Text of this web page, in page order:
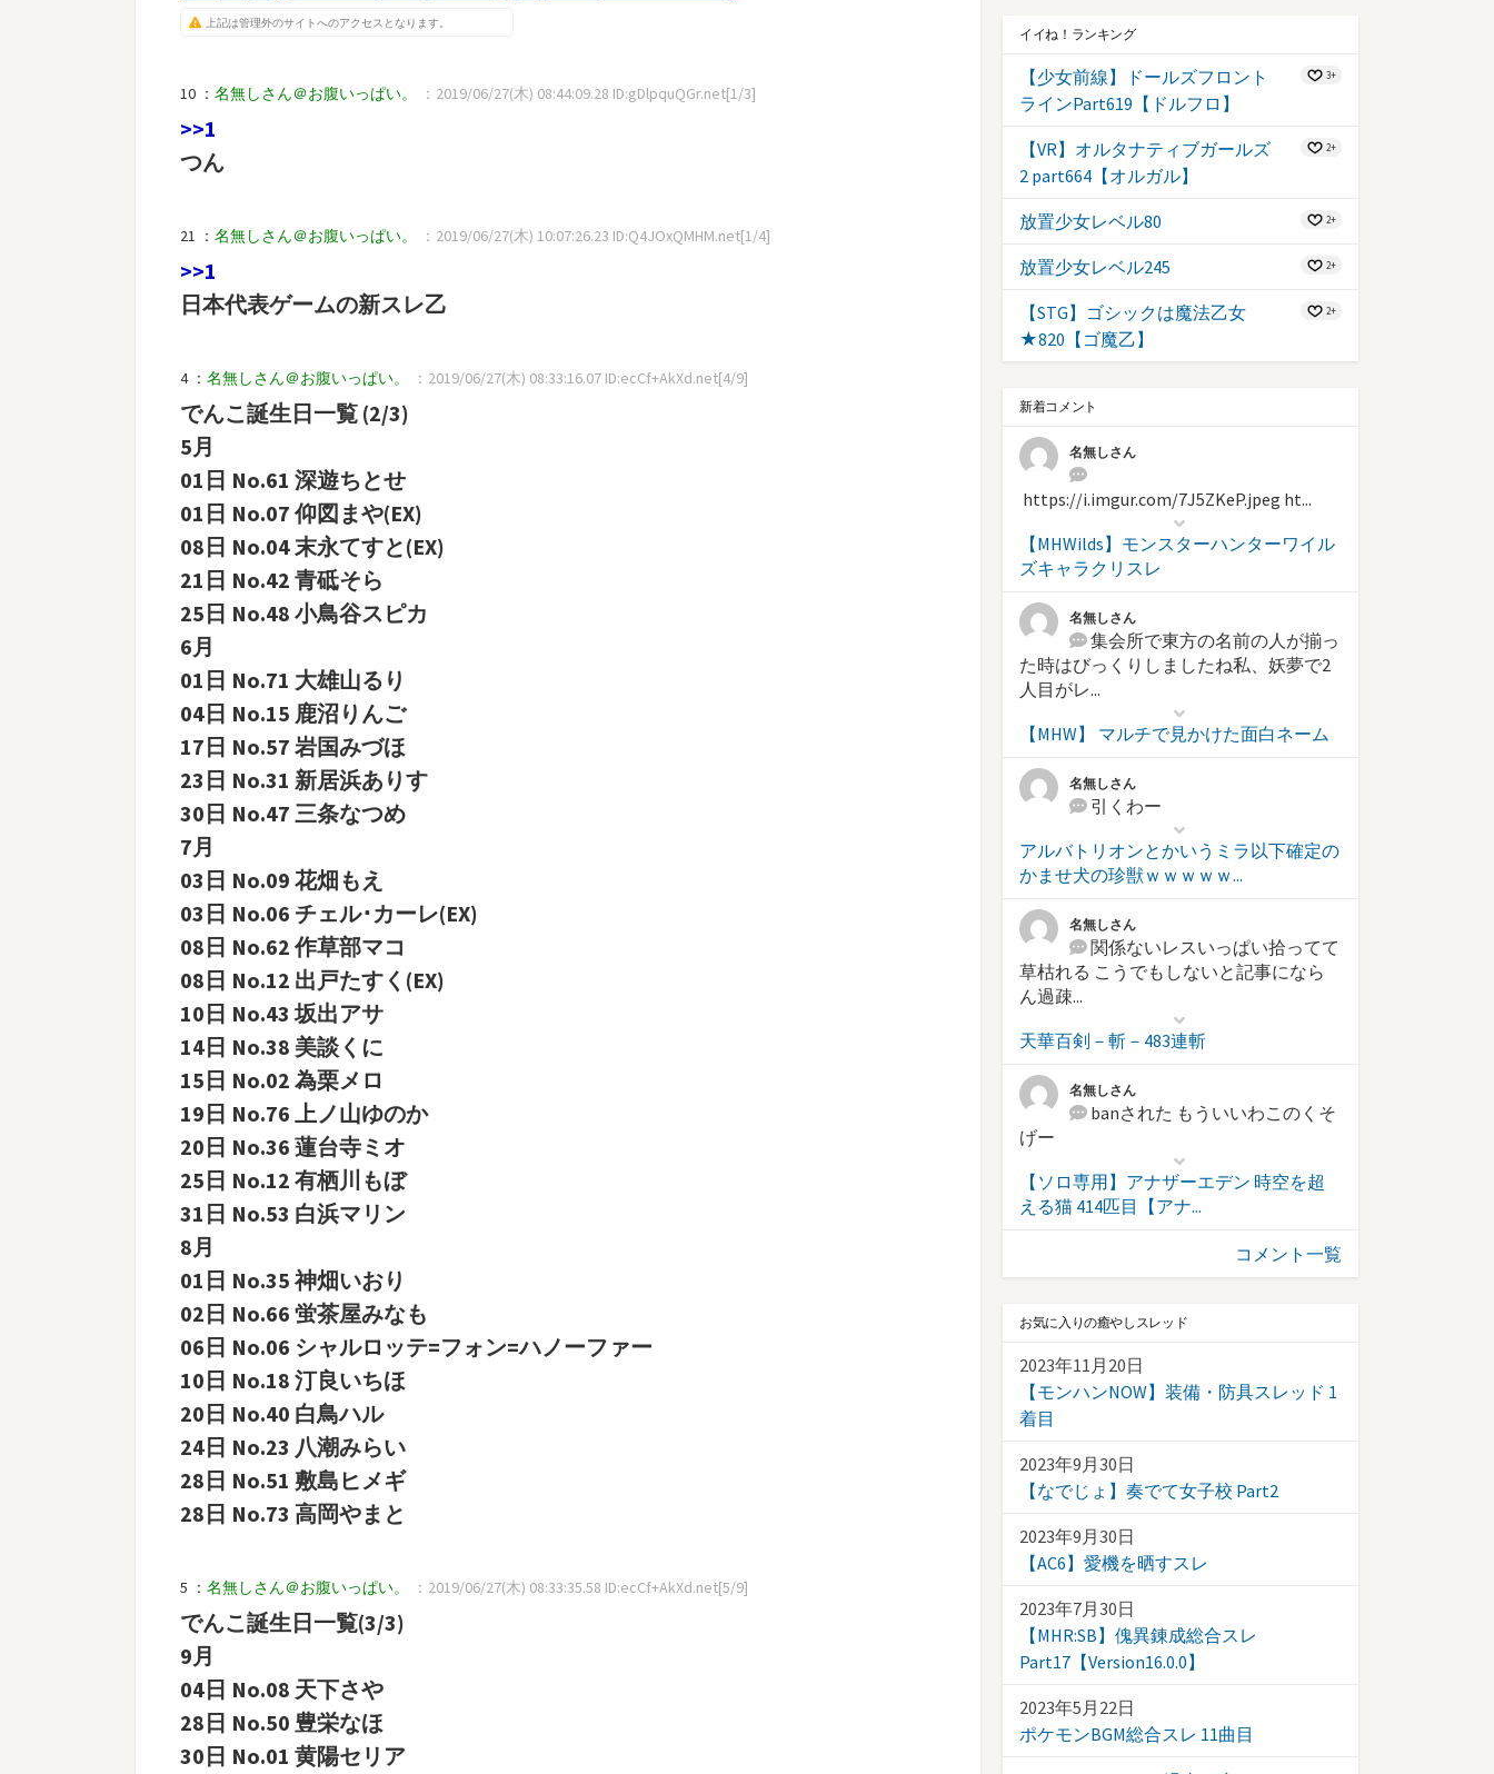
上記は管理外のサイトへのアクセスとなります。
10 ： 名無しさん＠お腹いっぱい。 ：2019/06/27(木) 08:44:09.28 ID:gDlpquQGr.net[1/3]
>>1
つん
21 ： 名無しさん＠お腹いっぱい。 ：2019/06/27(木) 10:07:26.23 ID:Q4JOxQMHM.net[1/4]
>>1
日本代表ゲームの新スレ乙
4 ： 名無しさん＠お腹いっぱい。 ：2019/06/27(木) 08:33:16.07 ID:ecCf+AkXd.net[4/9]
でんこ誕生日一覧 (2/3)
5月
01日 No.61 深遊ちとせ
01日 No.07 仰図まや(EX)
08日 No.04 末永てすと(EX)
21日 No.42 青砥そら
25日 No.48 小鳥谷スピカ
6月
01日 No.71 大雄山るり
04日 No.15 鹿沼りんご
17日 No.57 岩国みづほ
23日 No.31 新居浜ありす
30日 No.47 三条なつめ
7月
03日 No.09 花畑もえ
03日 No.06 チェル･カーレ(EX)
08日 No.62 作草部マコ
08日 No.12 出戸たすく(EX)
10日 No.43 坂出アサ
14日 No.38 美談くに
15日 No.02 為栗メロ
19日 No.76 上ノ山ゆのか
20日 No.36 蓮台寺ミオ
25日 No.12 有栖川もぼ
31日 No.53 白浜マリン
8月
01日 No.35 神畑いおり
02日 No.66 蛍茶屋みなも
06日 No.06 シャルロッテ=フォン=ハノーファー
10日 No.18 汀良いちほ
20日 No.40 白鳥ハル
24日 No.23 八潮みらい
28日 No.51 敷島ヒメギ
28日 No.73 高岡やまと
5 ： 名無しさん＠お腹いっぱい。 ：2019/06/27(木) 08:33:35.58 ID:ecCf+AkXd.net[5/9]
でんこ誕生日一覧(3/3)
9月
04日 No.08 天下さや
28日 No.50 豊栄なほ
30日 No.01 黄陽セリア
イイね！ランキング
【少女前線】ドールズフロント
ラインPart619【ドルフロ】
3+
【VR】オルタナティブガールズ
2 part664【オルガル】
2+
放置少女レベル80 2+
放置少女レベル245 2+
【STG】ゴシックは魔法乙女
★820【ゴ魔乙】
2+
新着コメント
名無しさん
https://i.imgur.com/7J5ZKeP.jpeg ht...
【MHWilds】モンスターハンターワイル
ズキャラクリスレ
名無しさん
集会所で東方の名前の人が揃っ
た時はびっくりしましたね私、妖夢で2
人目がレ...
【MHW】 マルチで見かけた面白ネーム
名無しさん
引くわー
アルバトリオンとかいうミラ以下確定の
かませ犬の珍獣ｗｗｗｗｗ...
名無しさん
関係ないレスいっぱい拾ってて
草枯れる こうでもしないと記事になら
ん過疎...
天華百剣－斬－483連斬
名無しさん
banされた もういいわこのくそ
げー
【ソロ専用】アナザーエデン 時空を超
える猫 414匹目【アナ...
コメント一覧
お気に入りの癒やしスレッド
2023年11月20日
【モンハンNOW】装備・防具スレッド 1
着目
2023年9月30日
【なでじょ】奏でて女子校 Part2
2023年9月30日
【AC6】愛機を晒すスレ
2023年7月30日
【MHR:SB】傀異錬成総合スレ
Part17【Version16.0.0】
2023年5月22日
ポケモンBGM総合スレ 11曲目